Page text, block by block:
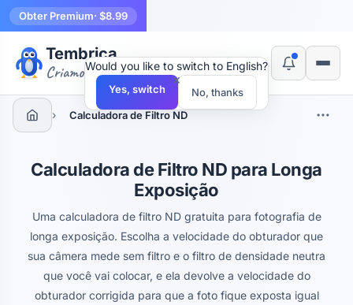
Obter Premium· $8.99
Tembrica
Criamos ferramentas
› Calculadora de Filtro ND
Calculadora de Filtro ND para Longa
Exposição
Uma calculadora de filtro ND gratuita para fotografia de
longa exposição. Escolha a velocidade do obturador que
sua câmera mede sem filtro e o filtro de densidade neutra
que você vai colocar, e ela devolve a velocidade do
obturador corrigida para que a foto fique exposta igual
×
Would you like to switch to English?
Yes, switch No, thanks